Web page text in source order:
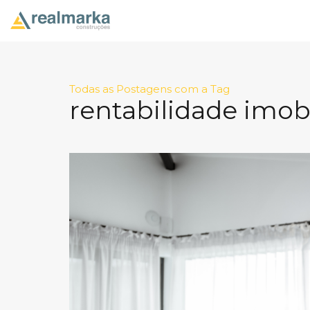
Todas as Postagens com a Tag
rentabilidade